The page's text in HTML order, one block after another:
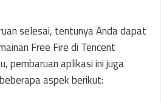
selesai, tentunya Anda dapat
Free Fire di Tencent
pembaruan aplikasi ini juga
aspek berikut: